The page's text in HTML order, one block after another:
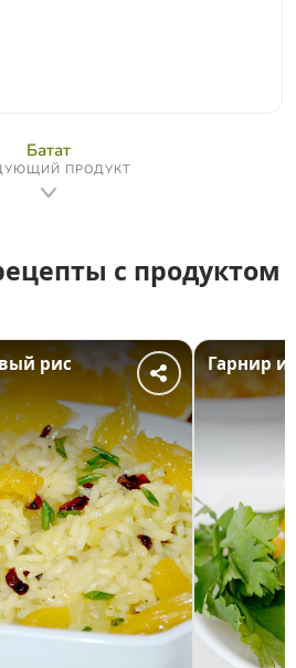
Батат
ПРОДУКТ
с продуктом
рис Гарнир